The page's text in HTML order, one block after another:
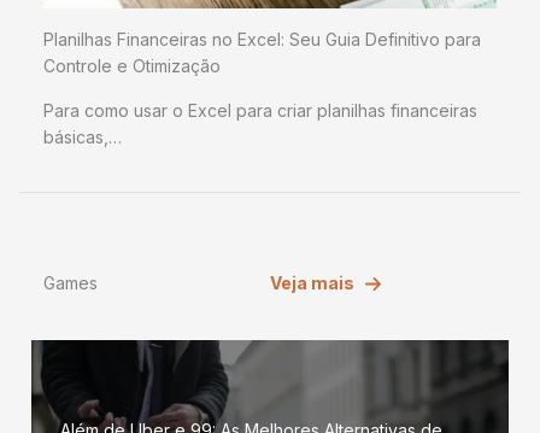
Planilhas Financeiras no Excel: Seu Guia Definitivo para
Controle e Otimização
Para como usar o Excel para criar planilhas financeiras
básicas,…
Games Veja mais